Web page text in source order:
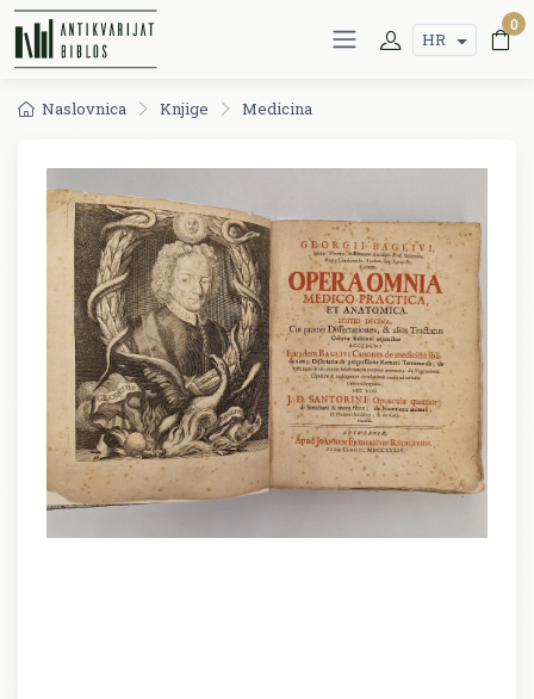
HR
0
Naslovnica Knjige Medicina